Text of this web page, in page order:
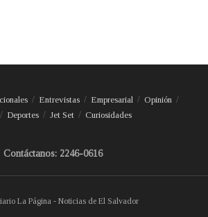
Entrevistas Empresarial
Opinión
Deportes Jet Set Curiosidades
Contáctanos: 2246-0616
La Página - Noticias de El Salvador